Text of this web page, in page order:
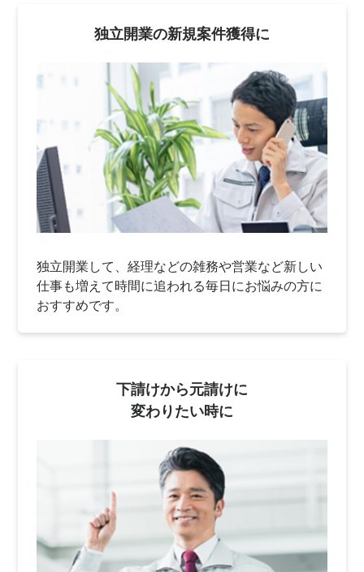
独立開業の新規案件獲得に
独立開業して、経理などの雑務や営業など新しい
仕事も増えて時間に追われる毎日にお悩みの方に
おすすめです。
下請けから元請けに
変わりたい時に